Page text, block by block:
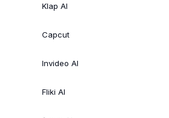
Klap AI
Capcut
Invideo AI
Fliki AI